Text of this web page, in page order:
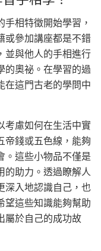
相特徵開始學習，
或參加講座都是不錯
並與他人的手相進行
的奧祕。在學習的過
在這門古老的學問中
考慮如何在生活中實
帝錢或五色線，能夠
。這些小物品不僅是
的助力。透過瞭解人
深入地認識自己，也
望這些知識能夠幫助
屬於自己的成功故